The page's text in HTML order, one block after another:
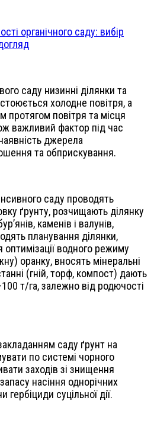
органічного саду: вибір
саду низинні ділянки та
холодне повітря, а
протягом повітря та місця
важливий фактор під час
джерела
та обприскування.
саду проводять
ґрунту, розчищають ділянку
каменів і валунів,
планування ділянки,
оптимізації водного режиму
оранку, вносять мінеральні
(гній, торф, компост) дають
т/га, залежно від родючості
саду ґрунт на
по системі чорного
заходів зі знищення
насіння однорічних
гербіциди суцільної дії.